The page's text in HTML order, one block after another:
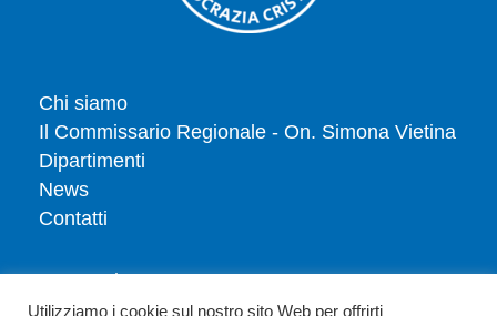
Chi siamo
Il Commissario Regionale - On. Simona Vietina
Dipartimenti
News
Contatti
Tesserati
Dona
Utilizziamo i cookie sul nostro sito Web per offrirti